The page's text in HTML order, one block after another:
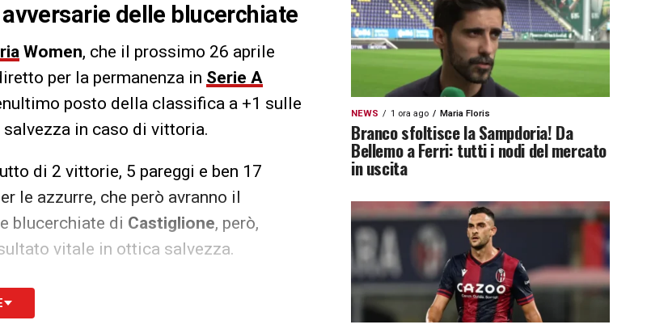
delle blucerchiate
Women, che il prossimo 26 aprile
per la permanenza in Serie A
posto della classifica a +1 sulle
salvezza in caso di vittoria.
di 2 vittorie, 5 pareggi e ben 17
le azzurre, che però avranno il
blucerchiate di Castiglione, però,
vitale in ottica salvezza.
NEWS 1 ora ago Maria Floris
Branco sfoltisce la Sampdoria! Da
Bellemo a Ferri: tutti i nodi del mercato
in uscita